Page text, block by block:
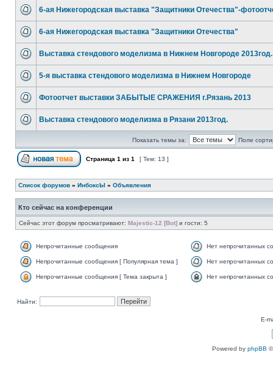
6-ая Нижегородская выставка "Защитники Отечества"-
6-ая Нижегородская выставка "Защитники Отечества"
Выставка стендового моделизма в Нижнем Новгороде 2013год.
5-я выставка стендового моделизма в Нижнем Новгороде
Фотоотчет выставки ЗАБЫТЫЕ СРАЖЕНИЯ г.Рязань 2013
Выставка стендового моделизма в Рязани 2013год.
Показать темы за: Поле
Страница 1 из 1 [ Тем: 13 ]
Список форумов » ИнбоксЫ » Объявления
Кто сейчас на конференции
Сейчас этот форум просматривают: Majestic-12 [Bot] и гости: 5
Непрочитанные сообщения Нет непрочитанных
Непрочитанные сообщения [ Популярная тема ] Нет непрочитанных
Непрочитанные сообщения [ Тема закрыта ] Нет непрочитанных
Найти:
E-
Powered by phpBB